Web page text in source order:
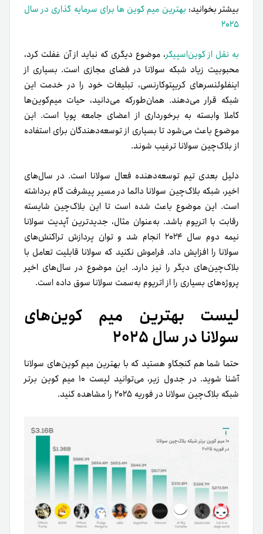
بیشتر بخوانید: بهترین میم کوین ها برای سرمایه گذاری در سال
۲۰۲۵
به نقل از کوین‌اسپیکر، موضوع دیگری که نباید از آن غفلت کرد،
محبوبیت زیاد شبکه سولانا در فضای مجازی است. بسیاری از
اینفلوئنسرهای کریپتوکارنسی، تبلیغات خود را در خدمت این
شبکه قرار می‌دهند. همان‌طور‌که می‌دانید، حیات میم‌کوین‌ها
کاملا وابسته به برخورداری از اعضای جامعه پویا است. این
موضوع باعث می‌شود تا بسیاری از توسعه‌دهندگان برای استفاده
از بلاک‌چین سولانا ترغیب شوند.
دلیل بعدی تیم توسعه‌دهنده فعال سولانا است. در سال‌های
اخیر، شبکه بلاک‌چین سولانا دائما در مسیر پیشرفت گام برداشته
است. این موضوع باعث شده است تا این بلاک‌چین شایسته
رقابت با اتریوم باشد. به‌عنوان مثال، جدید‌ترین آپدیت سولانا
نیمه دوم سال ۲۰۲۴ انجام شد و توان پردازش تراکنش‌های
سولانا را افزایش داد. فراموش نکنید که سولانا قابلیت تعامل با
بلاک‌چین‌های دیگر را نیز دارد. این موضوع در سال‌های اخیر
پروژه‌های بسیاری را از اتریوم به‌سمت سولانا سوق داده است.
لیست بهترین میم کوین‌های
سولانا در سال ۲۰۲۵
حتما شما هم کنجکاو هستید که با بهترین میم کوین‌های سولانا
آشنا شوید. در جدول زیر، می‌توانید لیست ۱۰ میم کوین برتر
شبکه بلاک‌چین سولانا در فوریه ۲۰۲۵ را مشاهده کنید.